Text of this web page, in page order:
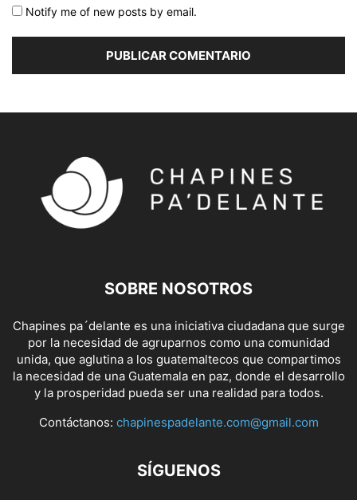
Notify me of new posts by email.
SOBRE NOSOTROS
Chapines pa´delante es una iniciativa ciudadana que surge
por la necesidad de agruparnos como una comunidad
unida, que aglutina a los guatemaltecos que compartimos
la necesidad de una Guatemala en paz, donde el desarrollo
y la prosperidad pueda ser una realidad para todos.
Contáctanos: chapinespadelante.com@gmail.com
SÍGUENOS